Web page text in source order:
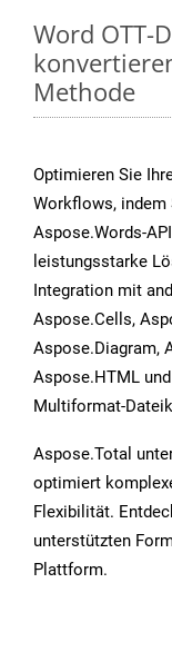
Word OTT-
Methode
Optimieren Sie
Workflows, indem
Aspose.Words-
leistungsstarke
Integration mit
Aspose.Cells,
Aspose.Diagram,
Aspose.HTML
Multiformat-
Aspose.Total
optimiert
Flexibilität.
unterstützten
Plattform.